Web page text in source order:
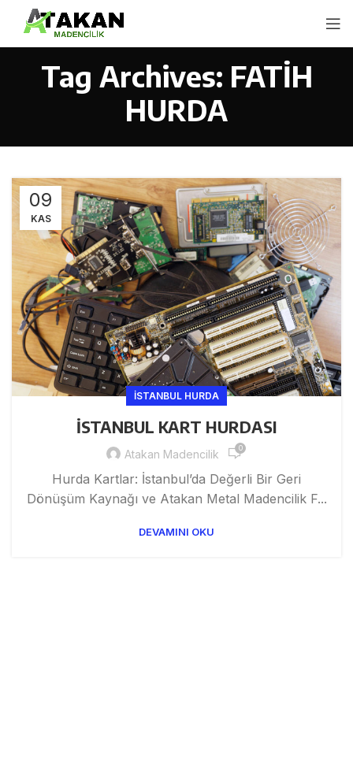
Tag Archives: FATİH
HURDA
09
KAS
ISTANBUL HURDA
İSTANBUL KART HURDASI
Atakan Madencilik 0
Hurda Kartlar: İstanbul’da Değerli Bir Geri
Dönüşüm Kaynağı ve Atakan Metal Madencilik F...
DEVAMINI OKU